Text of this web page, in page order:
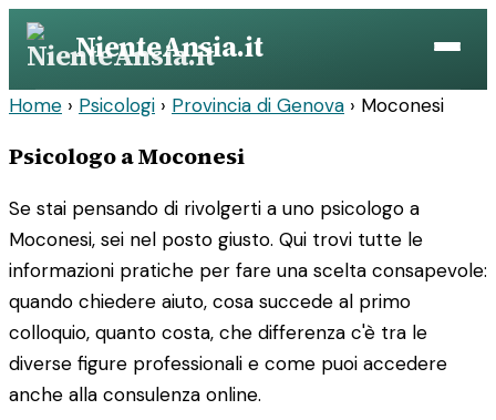
Vai
contenuto
NienteAnsia.it
Home › Psicologi › Provincia di Genova › Moconesi
Psicologo a Moconesi
Se stai pensando di rivolgerti a uno psicologo a
Moconesi, sei nel posto giusto. Qui trovi tutte le
informazioni pratiche per fare una scelta consapevole:
quando chiedere aiuto, cosa succede al primo
colloquio, quanto costa, che differenza c'è tra le
diverse figure professionali e come puoi accedere
anche alla consulenza online.